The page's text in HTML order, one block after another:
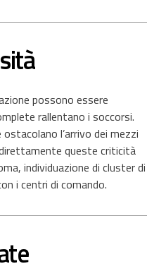
possono essere
rallentano i soccorsi.
l’arrivo dei mezzi
queste criticità
individuazione di cluster di
i centri di comando.